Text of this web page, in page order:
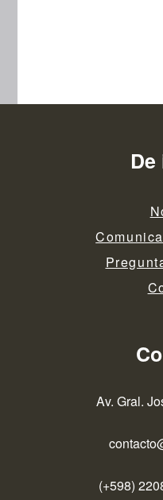
Av. Gral.
(+598)